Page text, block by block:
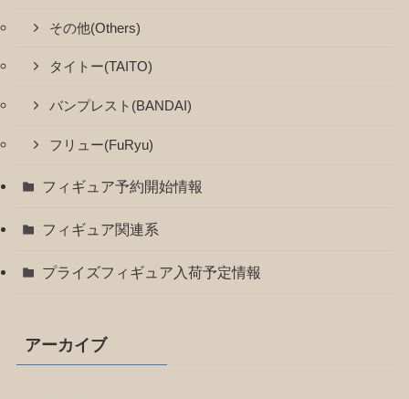
その他(Others)
タイトー(TAITO)
バンプレスト(BANDAI)
フリュー(FuRyu)
フィギュア予約開始情報
フィギュア関連系
プライズフィギュア入荷予定情報
アーカイブ